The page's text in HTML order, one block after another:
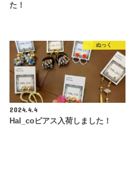
た！
ぬっく
2024.4.4
Hal_coピアス入荷しました！